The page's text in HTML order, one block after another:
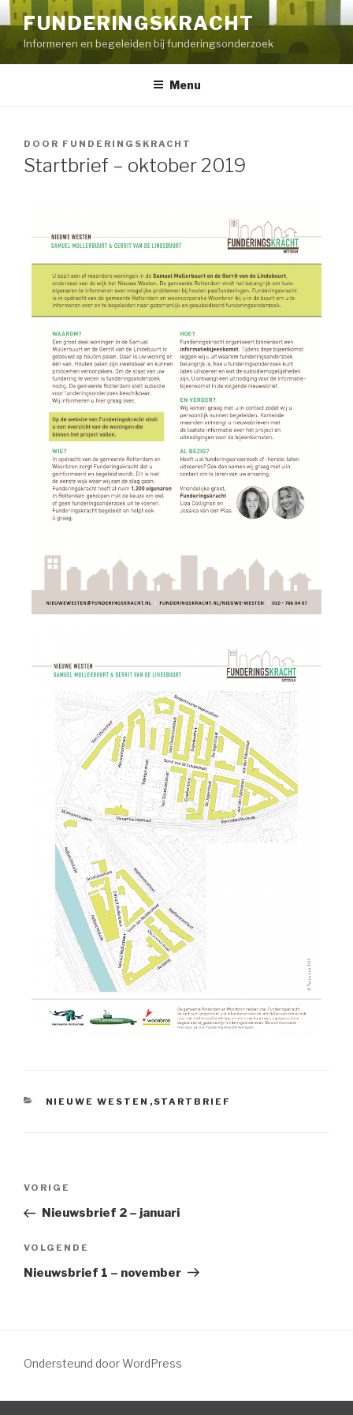
FUNDERINGSKRACHT
Informeren en begeleiden bij funderingsonderzoek
Menu
DOOR FUNDERINGSKRACHT
Startbrief – oktober 2019
NIEUWE WESTEN , STARTBRIEF
VORIGE
Nieuwsbrief 2 – januari
VOLGENDE
Nieuwsbrief 1 – november
Ondersteund door WordPress